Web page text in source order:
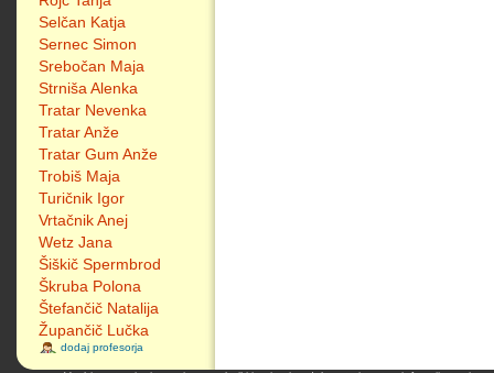
Selčan Katja
Sernec Simon
Srebočan Maja
Strniša Alenka
Tratar Nevenka
Tratar Anže
Tratar Gum Anže
Trobiš Maja
Turičnik Igor
Vrtačnik Anej
Wetz Jana
Šiškič Spermbrod
Škruba Polona
Štefančič Natalija
Župančič Lučka
dodaj profesorja